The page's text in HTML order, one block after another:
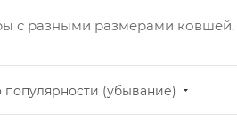
с разными размерами ковшей.
популярности (убывание)